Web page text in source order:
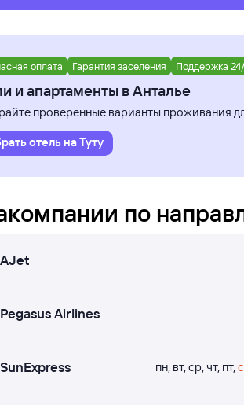
оплата Гарантия заселения Поддержка
и апартаменты в Анталье
проверенные варианты проживания
отель на Туту
по
AJet
Pegasus Airlines
SunExpress пн, вт,ср,чт, пт,